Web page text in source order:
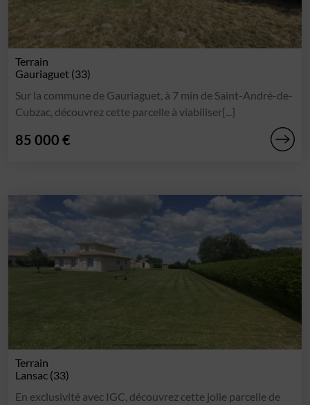
Terrain
Gauriaguet (33)
Sur la commune de Gauriaguet, à 7 min de Saint-André-de-
Cubzac, découvrez cette parcelle à viabiliser[...]
85 000 €
Terrain
Lansac (33)
En exclusivité avec IGC, découvrez cette jolie parcelle de